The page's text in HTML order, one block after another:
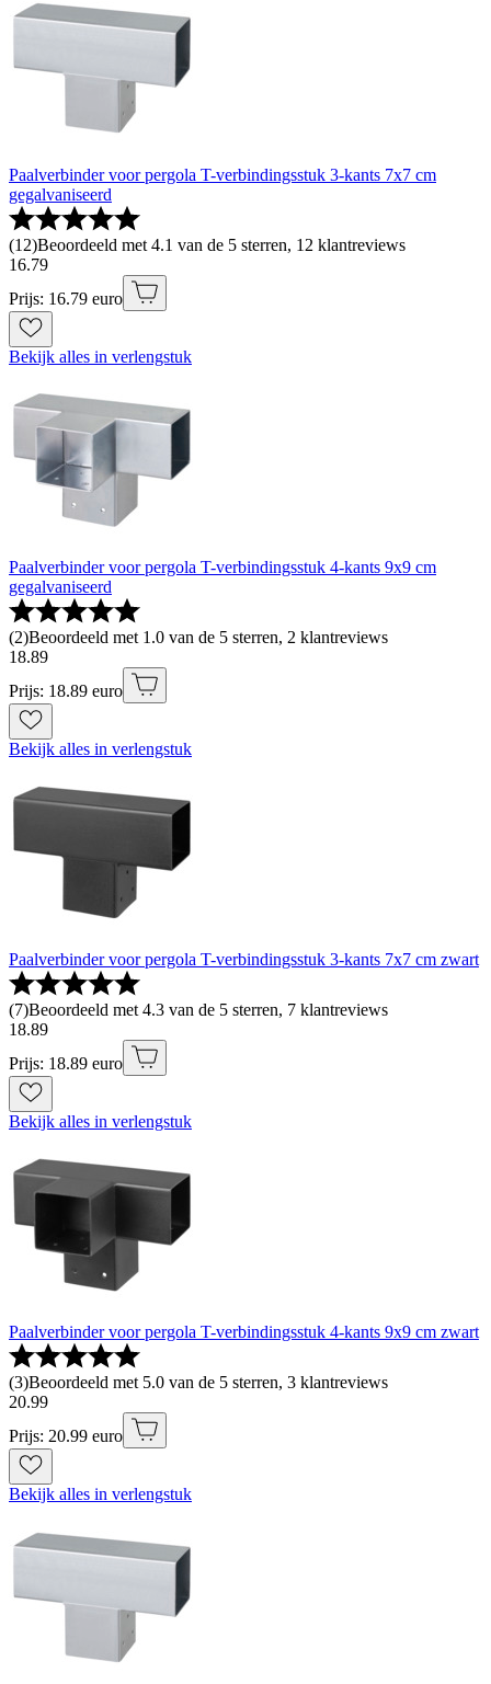
Paalverbinder voor pergola T-verbindingsstuk 3-kants 7x7 cm
gegalvaniseerd
(12)Beoordeeld met 4.1 van de 5 sterren, 12 klantreviews
16.79
Prijs: 16.79 euro
Bekijk alles in verlengstuk
Paalverbinder voor pergola T-verbindingsstuk 4-kants 9x9 cm
gegalvaniseerd
(2)Beoordeeld met 1.0 van de 5 sterren, 2 klantreviews
18.89
Prijs: 18.89 euro
Bekijk alles in verlengstuk
Paalverbinder voor pergola T-verbindingsstuk 3-kants 7x7 cm zwart
(7)Beoordeeld met 4.3 van de 5 sterren, 7 klantreviews
18.89
Prijs: 18.89 euro
Bekijk alles in verlengstuk
Paalverbinder voor pergola T-verbindingsstuk 4-kants 9x9 cm zwart
(3)Beoordeeld met 5.0 van de 5 sterren, 3 klantreviews
20.99
Prijs: 20.99 euro
Bekijk alles in verlengstuk